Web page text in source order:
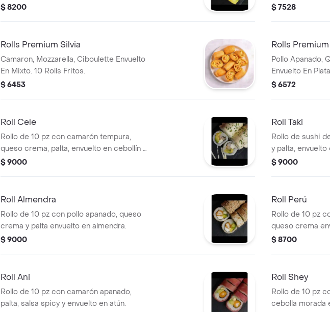
$ 8200
Fritos.
$ 7528
Rolls Premium Silvia
Camaron, Mozzarella, Ciboulette Envuelto
En Mixto. 10 Rolls Fritos.
$ 6453
Rolls
Pollo Apanado,
Envuelto En
$ 6572
Roll Cele
Rollo de 10 pz con camarón tempura,
queso crema, palta, envuelto en cebollín y
salsa acevichada.
$ 9000
Roll Taki
Rollo de sushi
y palta, envuelto
$ 9000
Roll Almendra
Rollo de 10 pz con pollo apanado, queso
crema y palta envuelto en almendra.
$ 9000
Roll Perú
Rollo de 10 pz
queso crema
de pica.
$ 8700
Roll Ani
Rollo de 10 pz con camarón apanado,
palta, salsa spicy y envuelto en atún.
Roll Shey
Rollo de 10 pz
cebolla morada